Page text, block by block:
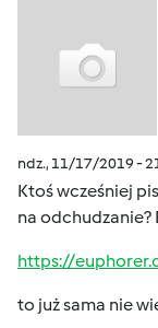
ndz., 11/17/2019 -
Ktoś wcześniej
na
https://
to już sama nie